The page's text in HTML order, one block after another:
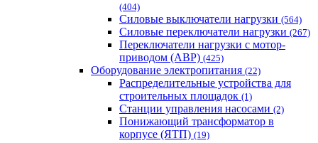
(404)
Силовые выключатели нагрузки (564)
Cиловые переключатели нагрузки (267)
Переключатели нагрузки с мотор-
приводом (АВР) (425)
Оборудование электропитания (22)
Распределительные устройства для
строительных площадок (1)
Станции управления насосами (2)
Понижающий трансформатор в
корпусе (ЯТП) (19)